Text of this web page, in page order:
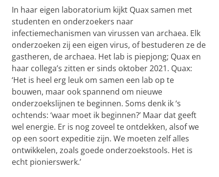
In haar eigen laboratorium kijkt Quax samen met
studenten en onderzoekers naar
infectiemechanismen van virussen van archaea. Elk
onderzoeken zij een eigen virus, of bestuderen ze de
gastheren, de archaea. Het lab is piepjong; Quax en
haar collega’s zitten er sinds oktober 2021. Quax:
‘Het is heel erg leuk om samen een lab op te
bouwen, maar ook spannend om nieuwe
onderzoekslijnen te beginnen. Soms denk ik ‘s
ochtends: ‘waar moet ik beginnen?’ Maar dat geeft
wel energie. Er is nog zoveel te ontdekken, alsof we
op een soort expeditie zijn. We moeten zelf alles
ontwikkelen, zoals goede onderzoekstools. Het is
echt pionierswerk.’